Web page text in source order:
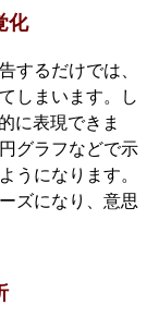
化
するだけでは、
しまいます。し
に表現できま
グラフなどで示
うになります。
ズになり、意思